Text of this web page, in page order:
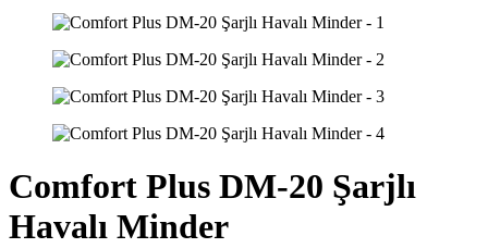
Comfort Plus DM-20 Şarjlı
Havalı Minder